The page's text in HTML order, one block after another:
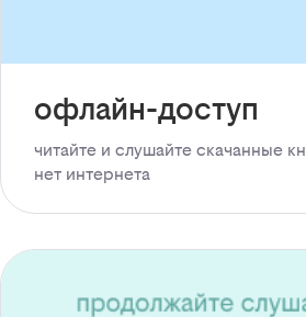
офлайн-доступ
читайте и слушайте скачанные
нет интернета